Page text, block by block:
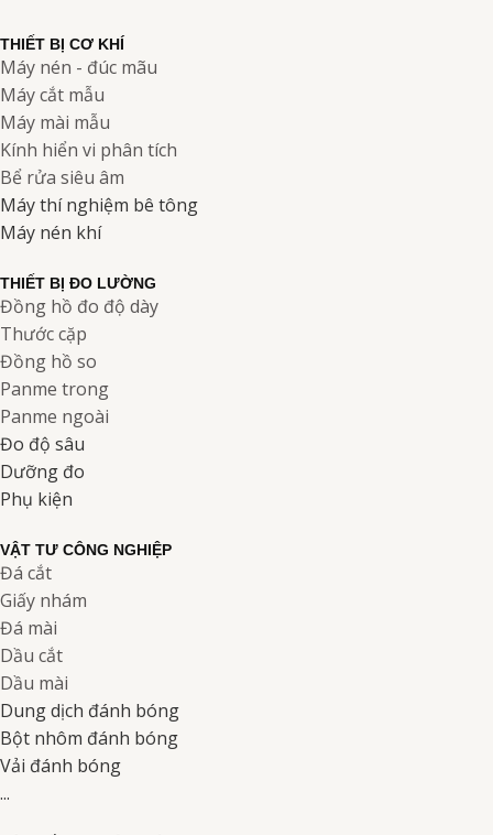
THIẾT BỊ CƠ KHÍ
Máy nén - đúc mãu
Máy cắt mẫu
Máy mài mẫu
Kính hiển vi phân tích
Bể rửa siêu âm
Máy thí nghiệm bê tông
Máy nén khí
THIẾT BỊ ĐO LƯỜNG
Đồng hồ đo độ dày
Thước cặp
Đồng hồ so
Panme trong
Panme ngoài
Đo độ sâu
Dưỡng đo
Phụ kiện
VẬT TƯ CÔNG NGHIỆP
Đá cắt
Giấy nhám
Đá mài
Dầu cắt
Dầu mài
Dung dịch đánh bóng
Bột nhôm đánh bóng
Vải đánh bóng
...